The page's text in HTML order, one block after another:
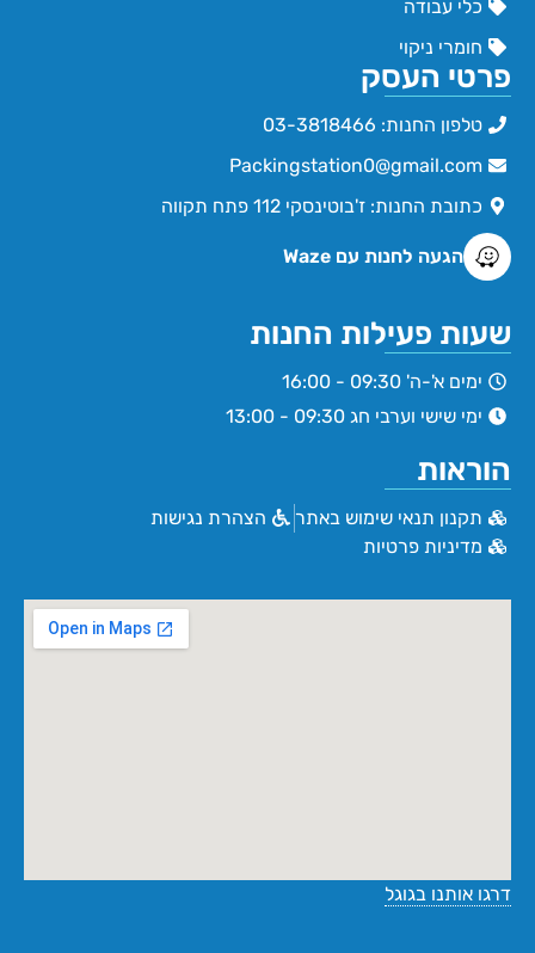
כלי עבודה
חומרי ניקוי
פרטי העסק
טלפון החנות: 03-3818466
Packingstation0@gmail.com
כתובת החנות: ז'בוטינסקי 112 פתח תקווה
הגעה לחנות עם Waze
שעות פעילות החנות
ימים א'-ה' 09:30 - 16:00
ימי שישי וערבי חג 09:30 - 13:00
הוראות
תקנון תנאי שימוש באתר
הצהרת נגישות
מדיניות פרטיות
דרגו אותנו בגוגל